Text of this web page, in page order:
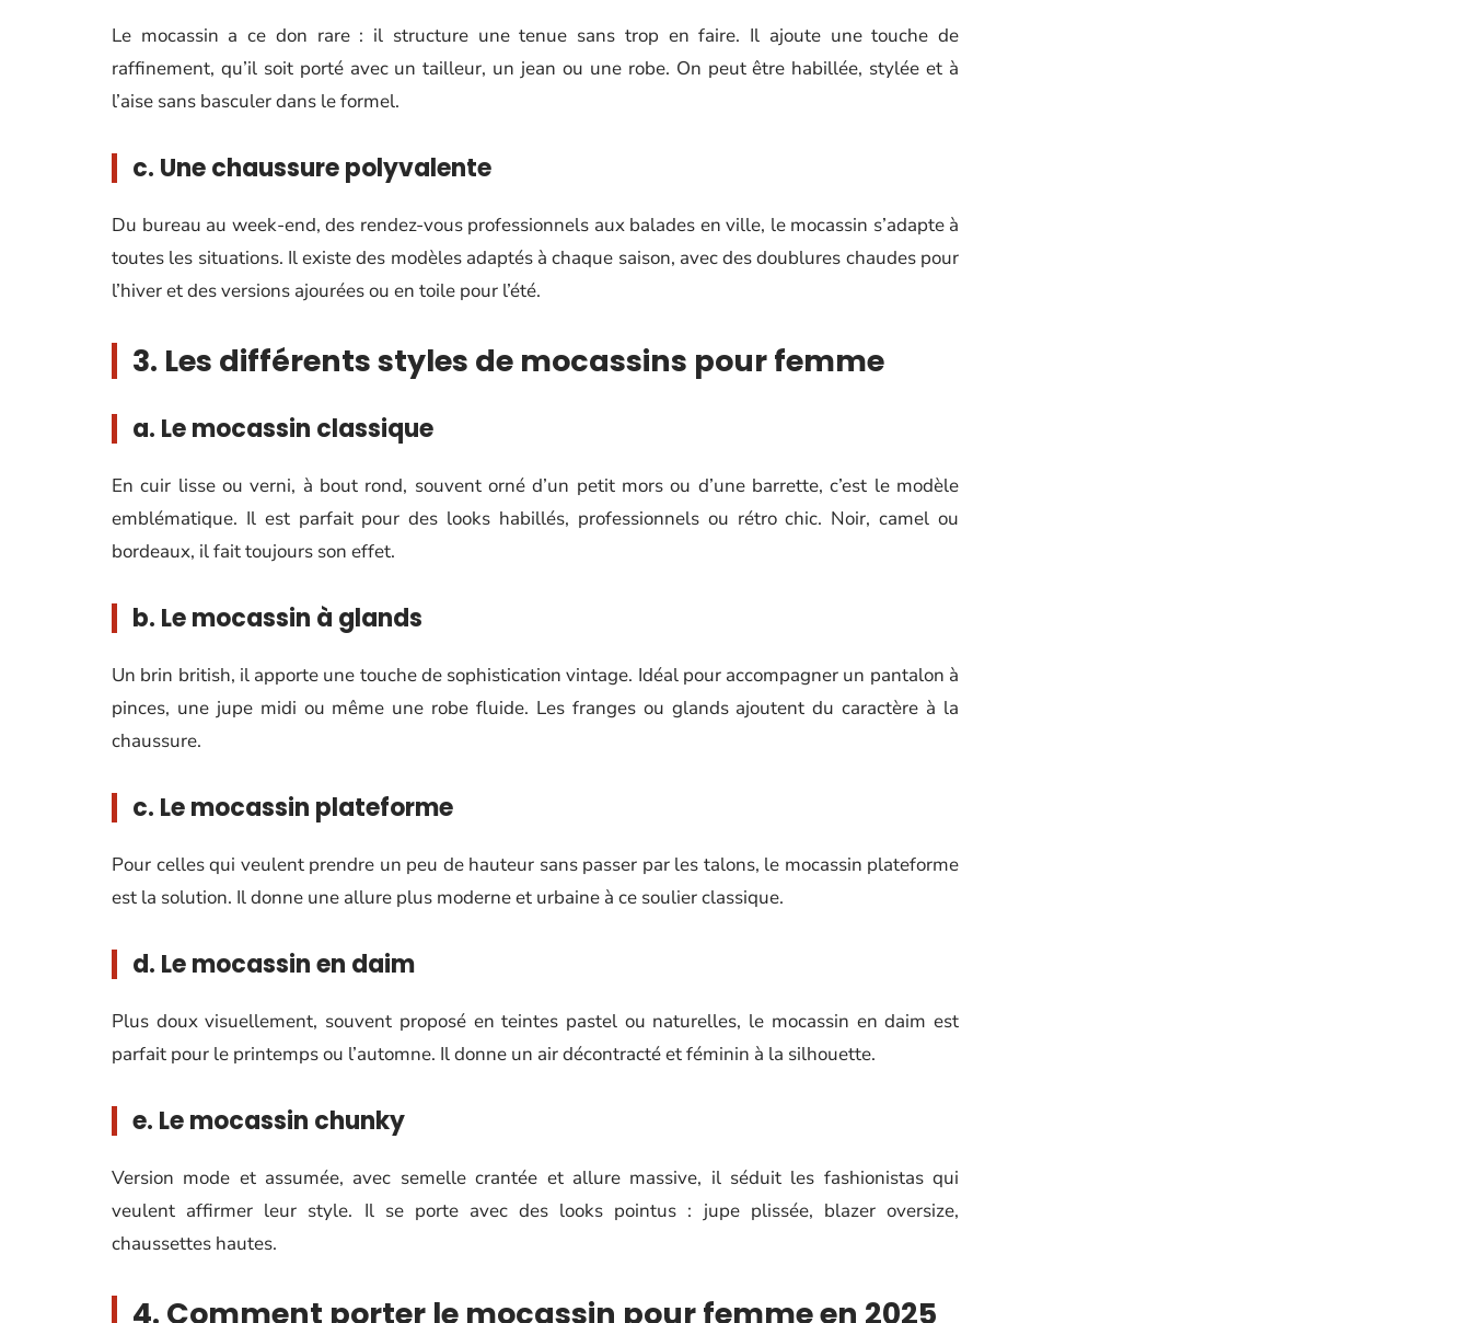
Le mocassin a ce don rare : il structure une tenue sans trop en faire. Il ajoute une touche de
raffinement, qu’il soit porté avec un tailleur, un jean ou une robe. On peut être habillée, stylée et à
l’aise sans basculer dans le formel.
c. Une chaussure polyvalente
Du bureau au week-end, des rendez-vous professionnels aux balades en ville, le mocassin s’adapte à
toutes les situations. Il existe des modèles adaptés à chaque saison, avec des doublures chaudes pour
l’hiver et des versions ajourées ou en toile pour l’été.
3. Les différents styles de mocassins pour femme
a. Le mocassin classique
En cuir lisse ou verni, à bout rond, souvent orné d’un petit mors ou d’une barrette, c’est le modèle
emblématique. Il est parfait pour des looks habillés, professionnels ou rétro chic. Noir, camel ou
bordeaux, il fait toujours son effet.
b. Le mocassin à glands
Un brin british, il apporte une touche de sophistication vintage. Idéal pour accompagner un pantalon à
pinces, une jupe midi ou même une robe fluide. Les franges ou glands ajoutent du caractère à la
chaussure.
c. Le mocassin plateforme
Pour celles qui veulent prendre un peu de hauteur sans passer par les talons, le mocassin plateforme
est la solution. Il donne une allure plus moderne et urbaine à ce soulier classique.
d. Le mocassin en daim
Plus doux visuellement, souvent proposé en teintes pastel ou naturelles, le mocassin en daim est
parfait pour le printemps ou l’automne. Il donne un air décontracté et féminin à la silhouette.
e. Le mocassin chunky
Version mode et assumée, avec semelle crantée et allure massive, il séduit les fashionistas qui
veulent affirmer leur style. Il se porte avec des looks pointus : jupe plissée, blazer oversize,
chaussettes hautes.
4. Comment porter le mocassin pour femme en 2025